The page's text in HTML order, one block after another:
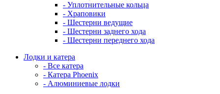
- Уплотнительные кольца
- Храповики
- Шестерни ведущие
- Шестерни заднего хода
- Шестерни переднего хода
Лодки и катера
- Все катера
- Катера Phoenix
- Алюминиевые лодки